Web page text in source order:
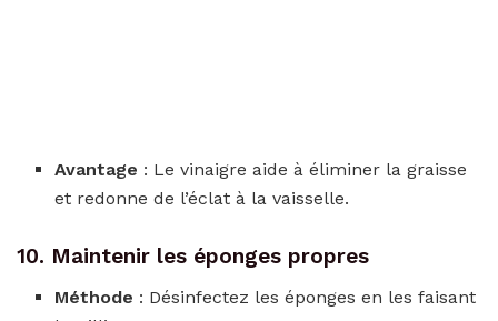
Avantage : Le vinaigre aide à éliminer la graisse
et redonne de l’éclat à la vaisselle.
10. Maintenir les éponges propres
Méthode : Désinfectez les éponges en les faisant